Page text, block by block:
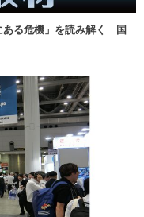
ある危機」を読み解く 国